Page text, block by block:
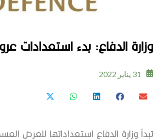
وزارة الدفاع: بدء استعدادات عروض
31 يناير 2022